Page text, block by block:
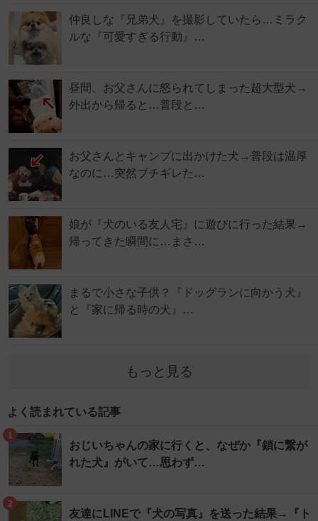
仲良しな『兄弟犬』を撮影していたら…ミラク
ルな『可愛すぎる行動』…
昼間、お父さんに怒られてしまった超大型犬→
外出から帰ると…普段と…
お父さんとキャンプに出かけた犬→普段は温厚
なのに…突然ブチギレた…
娘が『犬のいる友人宅』に遊びに行った結果→
帰ってきた瞬間に…まさ…
まるで小さな子供？『ドッグランに向かう犬』
と『家に帰る時の犬』…
もっと見る
よく読まれている記事
1
おじいちゃんの家に行くと、なぜか『鎖に繋が
れた犬』がいて…思わず…
2
友達にLINEで『犬の写真』を送った結果→『ト